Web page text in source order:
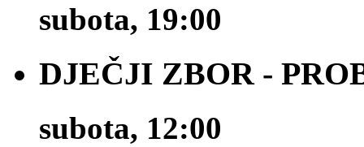
subota, 19:00
DJEČJI ZBOR -
subota, 12:00